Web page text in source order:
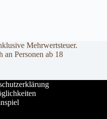
Mehrwertsteuer.
an Personen ab 18